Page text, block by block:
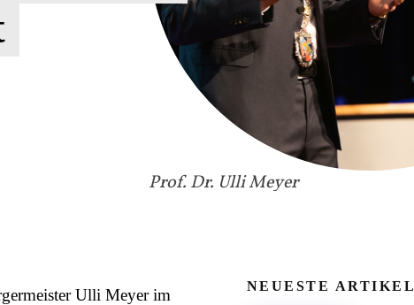
Prof. Dr. Ulli Meyer
Ulli Meyer im
NEUESTE ARTIKEL